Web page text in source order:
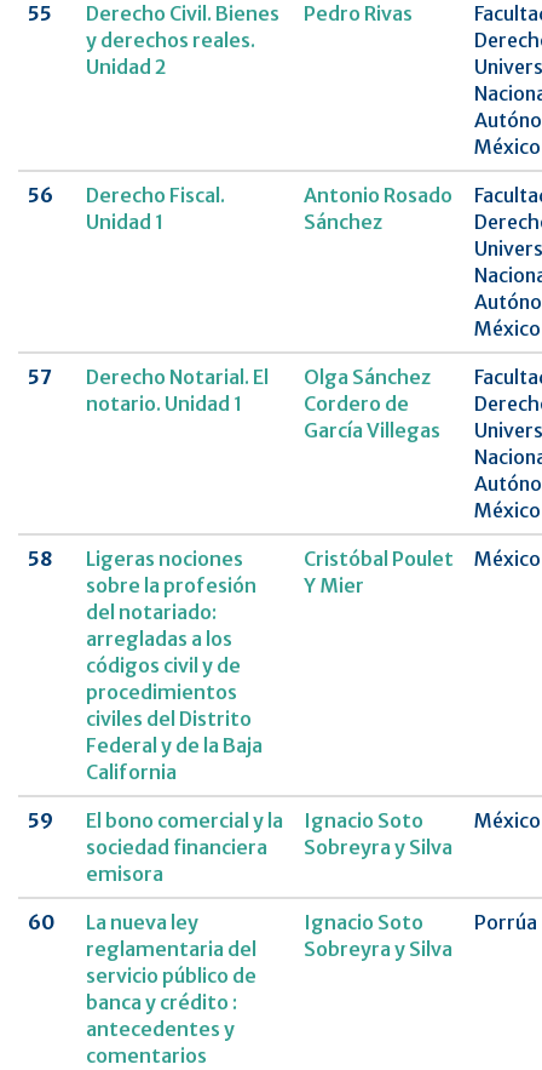
55
Derecho Civil. Bienes
y derechos reales.
Unidad 2
Pedro Rivas
México
56
Derecho Fiscal.
Unidad 1
Antonio Rosado
Sánchez
México
57
Derecho Notarial. El
notario. Unidad 1
Olga Sánchez
Cordero de
García Villegas
México
58
Ligeras nociones
sobre la profesión
del notariado:
arregladas a los
códigos civil y de
procedimientos
civiles del Distrito
Federal y de la Baja
California
Cristóbal Poulet
Y Mier
México
59
El bono comercial y la
sociedad financiera
emisora
Ignacio Soto
Sobreyra y Silva
México
60
La nueva ley
reglamentaria del
servicio público de
banca y crédito :
antecedentes y
comentarios
Ignacio Soto
Sobreyra y Silva
Porrúa